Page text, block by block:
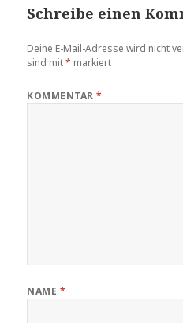
Schreibe einen
Deine E-Mail-Adresse wird nicht
sind mit* markiert
KOMMENTAR*
NAME *